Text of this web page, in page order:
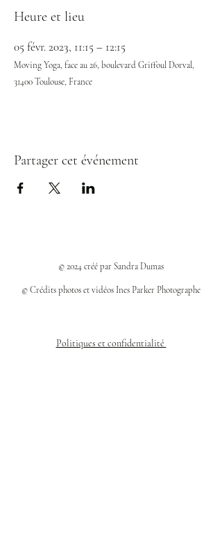
Heure et lieu
05 févr. 2023, 11:15 – 12:15
Moving Yoga, face au 26, boulevard Griffoul Dorval,
31400 Toulouse, France
Partager cet événement
© 2024 créé par Sandra Dumas
© Crédits photos et vidéos Ines Parker Photographe
Politiques et confidentialité